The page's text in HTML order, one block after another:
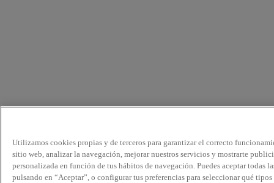
Utilizamos cookies propias y de terceros para garantizar el correcto
sitio web, analizar la navegación, mejorar nuestros servicios y mostrarte
personalizada en función de tus hábitos de navegación. Puedes aceptar todas
pulsando en “Aceptar”, o configurar tus preferencias para seleccionar qué tipos